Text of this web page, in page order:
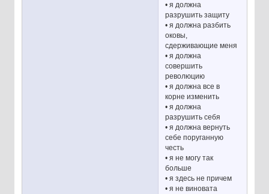
• я должна
разрушить защиту
• я должна разбить
оковы,
сдерживающие меня
• я должна
совершить
революцию
• я должна все в
корне изменить
• я должна
разрушить себя
• я должна вернуть
себе поруганную
честь
• я не могу так
больше
• я здесь не причем
• я не виновата